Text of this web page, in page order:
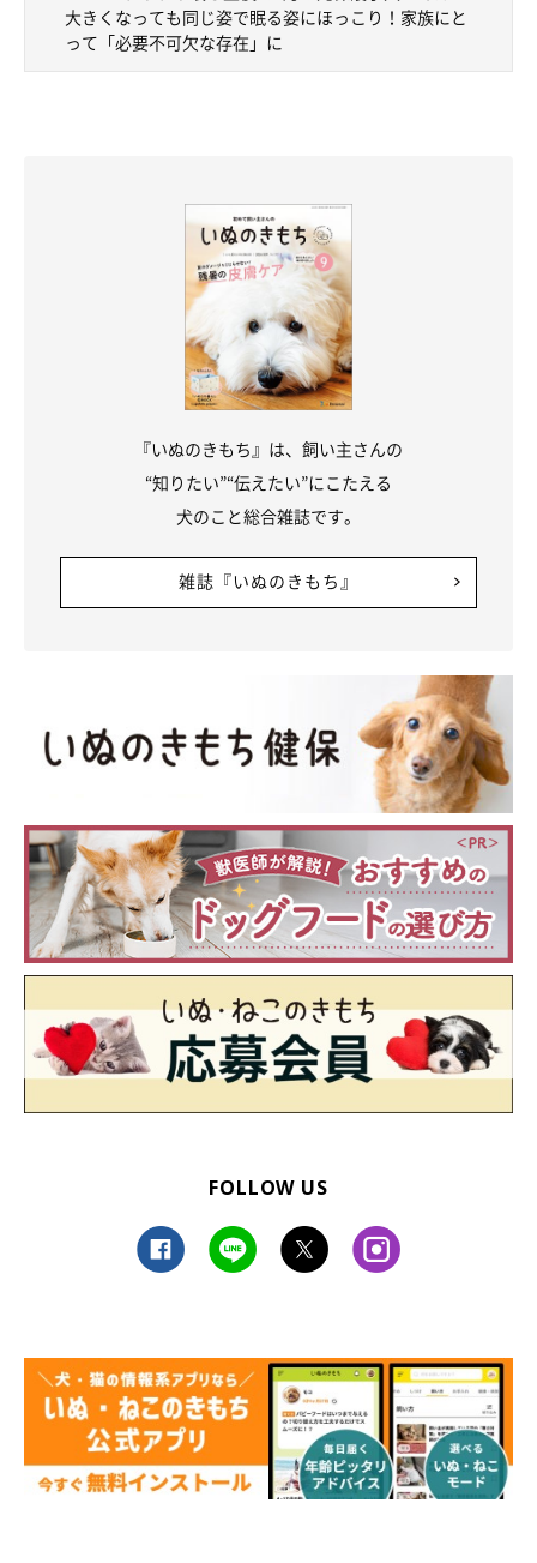
大きくなっても同じ姿で眠る姿にほっこり！家族にと
って「必要不可欠な存在」に
『いぬのきもち』は、飼い主さんの
“知りたい”“伝えたい”にこたえる
犬のこと総合雑誌です。
雑誌『いぬのきもち』
FOLLOW US